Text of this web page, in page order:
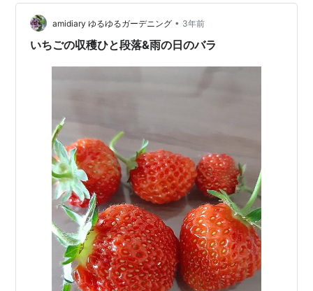
ような感じです。 いちご地植えします！ 買ってきて即！
植えます。 2苗しかないので大きめにあけて。一条植
え。 ポットが入るくらいの穴を掘って植えつけました。
amidiary ゆるゆるガーデニング • 3年前
いちごの収穫ひと段落&雨の日のバラ